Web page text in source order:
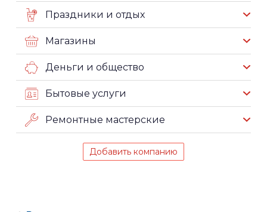
Праздники и отдых
Магазины
Деньги и общество
Бытовые услуги
Ремонтные мастерские
Добавить компанию